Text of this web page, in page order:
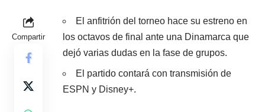
Compartir
El anfitrión del torneo hace su estreno en
los octavos de final ante una Dinamarca que
dejó varias dudas en la fase de grupos.
El partido contará con transmisión de
ESPN y Disney+.